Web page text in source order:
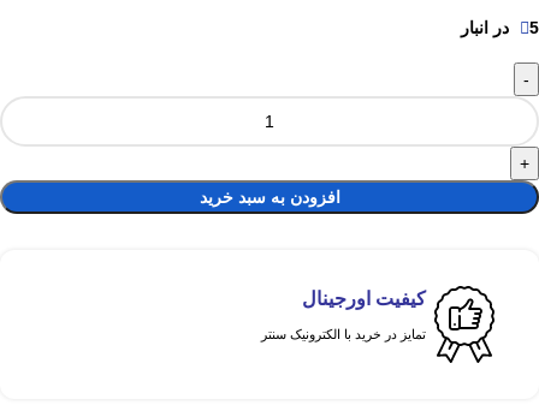
5 در انبار
افزودن به سبد خرید
کیفیت اورجینال
تمایز در خرید با الکترونیک سنتر